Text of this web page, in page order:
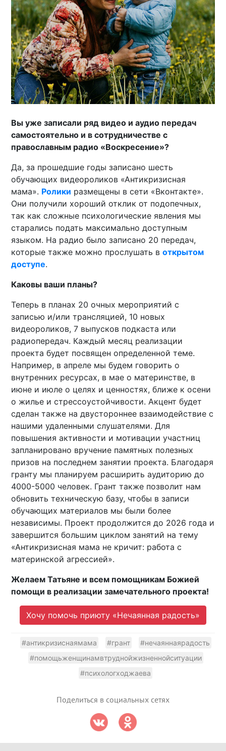
Вы уже записали ряд видео и аудио передач
самостоятельно и в сотрудничестве с
православным радио «Воскресение»?
Да, за прошедшие годы записано шесть
обучающих видеороликов «Антикризисная
мама». Ролики размещены в сети «Вконтакте».
Они получили хороший отклик от подопечных,
так как сложные психологические явления мы
старались подать максимально доступным
языком. На радио было записано 20 передач,
которые также можно прослушать воткрытом
доступе.
Каковы ваши планы?
Теперь в планах 20 очных мероприятий с
записью и/или трансляцией, 10 новых
видеороликов, 7 выпусков подкаста или
радиопередач. Каждый месяц реализации
проекта будет посвящен определенной теме.
Например, в апреле мы будем говорить о
внутренних ресурсах, в мае о материнстве, в
июне и июле о целях и ценностях, ближе к осени
о жилье и стрессоустойчивости. Акцент будет
сделан также на двустороннее взаимодействие с
нашими удаленными слушателями. Для
повышения активности и мотивации участниц
запланировано вручение памятных полезных
призов на последнем занятии проекта. Благодаря
гранту мы планируем расширить аудиторию до
4000-5000 человек. Грант также позволит нам
обновить техническую базу, чтобы в записи
обучающих материалов мы были более
независимы. Проект продолжится до 2026 года и
завершится большим циклом занятий на тему
«Антикризисная мама не кричит: работа с
материнской агрессией».
Желаем Татьяне и всем помощникам Божией
помощи в реализации замечательного проекта!
Хочу помочь приюту «Нечаянная радость»
#антикризиснаямама #грант
#нечаяннаярадость
#помощьженщинамвтруднойжизненнойситуации
#психологходжаева
Поделиться в социальных сетях